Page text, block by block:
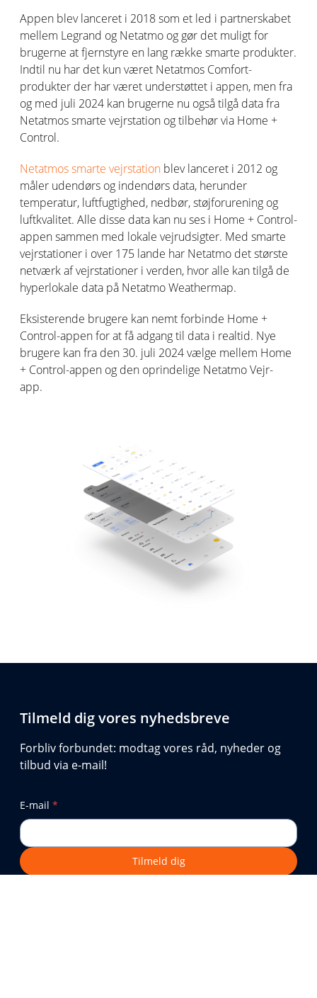
Appen blev lanceret i 2018 som et led i partnerskabet
mellem Legrand og Netatmo og gør det muligt for
brugerne atfjernstyre en lang række smarte produkter.
Indtil nu har det kun været Netatmos Comfort-
produkter der har været understøttet i appen, men fra
og med juli 2024 kan brugerne nu også tilgå data fra
Netatmossmarte vejrstation og tilbehør via Home +
Control.
Netatmos smarte vejrstation blev lanceret i 2012 og
måler udendørs og indendørs data, herunder
temperatur, luftfugtighed, nedbør, støjforurening og
luftkvalitet. Alle disse data kan nu ses i Home + Control-
appen sammen med lokale vejrudsigter. Med smarte
vejrstationer i over 175 lande har Netatmo det største
netværk af vejrstationer i verden, hvor alle kan tilgå de
hyperlokale data på NetatmoWeathermap.
Eksisterende brugere kan nemt forbinde Home +
Control-appenfor at få adgang til data i realtid. Nye
brugere kan fra den 30. juli 2024 vælge mellem Home
+ Control-appen og den oprindelige NetatmoVejr-
app.
Tilmeld dig vores nyhedsbreve
Forbliv forbundet: modtag vores råd, nyheder og
tilbud via e-mail!
E-mail *
Tilmeld dig